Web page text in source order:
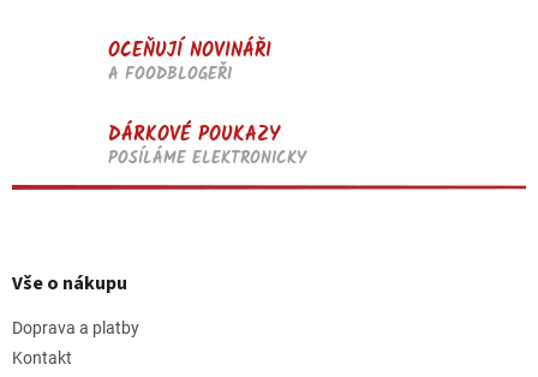
OCEŇUJÍ NOVINÁŘI
A FOODBLOGEŘI
DÁRKOVÉ POUKAZY
POSÍLÁME ELEKTRONICKY
pVše o nákupu
Doprava a platby
Kontakt